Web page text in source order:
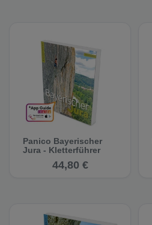
Panico Bayerischer
Jura - Kletterführer
44,80 €